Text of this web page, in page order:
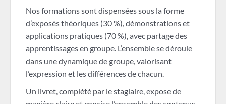
Nos formations sont dispensées sous la forme
d’exposés théoriques (30 %), démonstrations et
applications pratiques (70 %), avec partage des
apprentissages en groupe. L’ensemble se déroule
dans une dynamique de groupe, valorisant
l’expression et les différences de chacun.
Un livret, complété par le stagiaire, expose de